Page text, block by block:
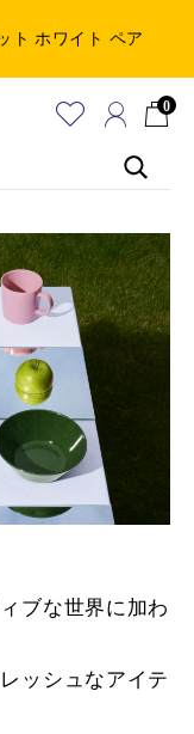
ト ホワイト ペア
0
ブな世界に加わ
ッシュなアイテ